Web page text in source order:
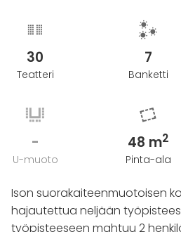
30
Teatteri
7
Banketti
-
U-muoto
48 m2
Pinta-ala
Ison suorakaiteenmuotoisen
hajautettua neljään
työpisteeseen mahtuu 2